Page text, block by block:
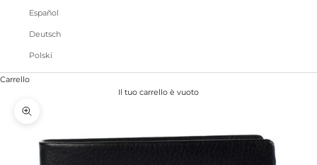
Español
Deutsch
Polski
Carrello
Il tuo carrello è vuoto
Ingrandisci immagine